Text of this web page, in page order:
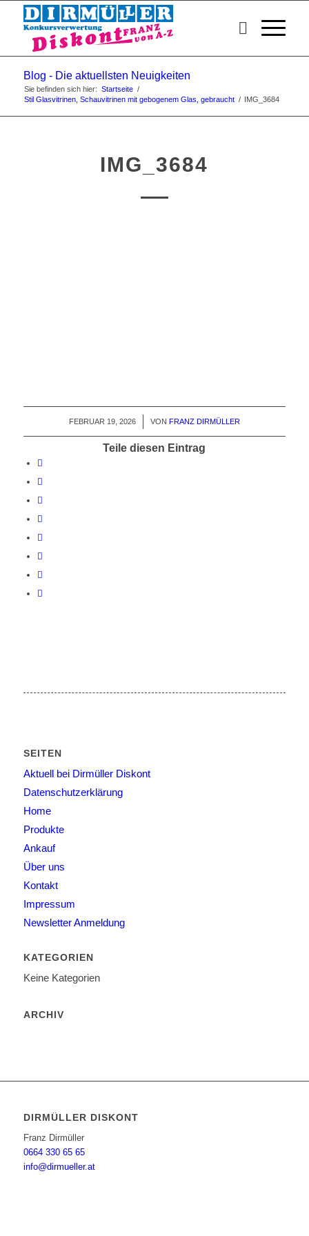
Blog - Die aktuellsten Neuigkeiten
Sie befinden sich hier: Startseite /
Stil Glasvitrinen, Schauvitrinen mit gebogenem Glas, gebraucht / IMG_3684
IMG_3684
FEBRUAR 19, 2026
/ VON FRANZ DIRMÜLLER
Teile diesen Eintrag
SEITEN
Aktuell bei Dirmüller Diskont
Datenschutzerklärung
Home
Produkte
Ankauf
Über uns
Kontakt
Impressum
Newsletter Anmeldung
KATEGORIEN
Keine Kategorien
ARCHIV
DIRMÜLLER DISKONT
Franz Dirmüller
0664 330 65 65
info@dirmueller.at